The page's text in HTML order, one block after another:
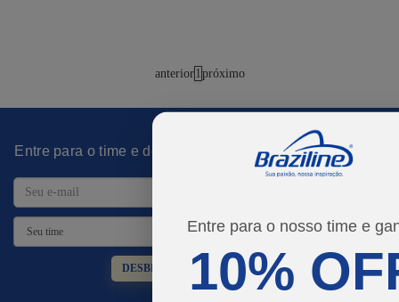
Entre para o nosso time e
10%
anterior1próximo
Entre para o time e desbloqueie promoções imperdíveis!
DESBLOQUEAR PROMOÇÕES